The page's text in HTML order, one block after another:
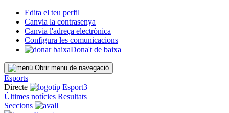
Edita el teu perfil
Canvia la contrasenya
Canvia l'adreça electrònica
Configura les comunicacions
Dona't de baixa
Obrir menu de navegació
Esports
Directe
Últimes notícies Resultats
Seccions